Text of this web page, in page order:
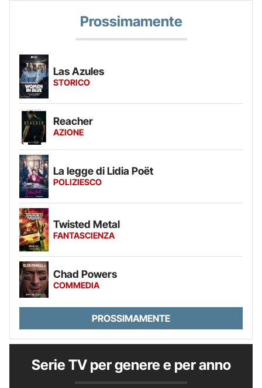
Prossimamente
Las Azules
STORICO
Reacher
AZIONE
La legge di Lidia Poët
POLIZIESCO
Twisted Metal
FANTASCIENZA
Chad Powers
COMMEDIA
PROSSIMAMENTE
Serie TV per genere e per anno